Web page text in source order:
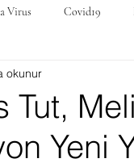
Virus Covid19
Kripto Para
Fintech Micro Focus
Tut,
Yeni
okunur